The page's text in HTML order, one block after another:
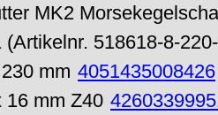
MK2
518618-8-
mm 4051435008426
16 mm Z40